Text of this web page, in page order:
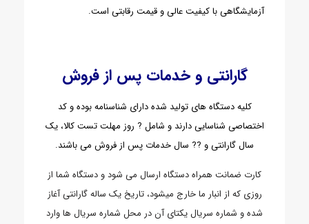
آزمایشگاهی با کیفیت عالی و قیمت رقابتی است.
گارانتی و خدمات پس از فروش
کلیه دستگاه های تولید شده دارای شناسنامه بوده و کد
اختصاصی شناسایی دارند و شامل ? روز مهلت تست کالا، یک
سال گارانتی و ?? سال خدمات پس از فروش می باشند.
کارت ضمانت همراه دستگاه ارسال می شود و دستگاه شما از
روزی که از انبار ما خارج میشود، تاریخ یک ساله گارانتی آغاز
شده و شماره سریال یکتای آن در محل شماره سریال ها وارد